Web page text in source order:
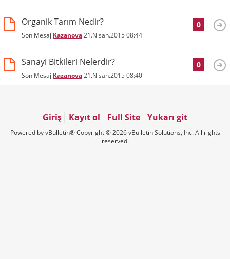
Organik Tarım Nedir?
Son Mesaj Kazanova21.Nisan.2015 08:44
0
Sanayi Bitkileri Nelerdir?
Son Mesaj Kazanova21.Nisan.2015 08:40
0
Giriş Kayıt ol Full Site Yukarı git
Powered by vBulletin® Copyright © 2026 vBulletin Solutions, Inc. All rights
reserved.